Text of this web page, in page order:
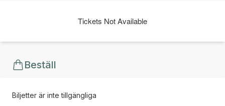
Tickets Not Available
Beställ
Biljetter är inte tillgängliga